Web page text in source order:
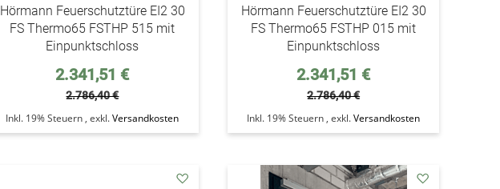
Hörmann Feuerschutztüre EI2 30
FS Thermo65 FSTHP 515 mit
Einpunktschloss
Sonderpreis
2.341,51 €
2.786,40 €
Inkl. 19% Steuern ,exkl.Versandkosten
Hörmann Feuerschutztüre EI2 30
FS Thermo65 FSTHP 015 mit
Einpunktschloss
Sonderpreis
2.341,51 €
2.786,40 €
Inkl. 19% Steuern ,exkl.Versandkosten